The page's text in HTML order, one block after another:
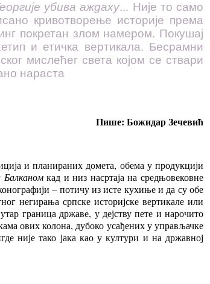
убива аждаху... Није то само
кривотворење историје према
покретан злом намером. Покушај
и етичка вертикала. Бесрамни
мислећег света којом се ствари
нараста
Пише: Божидар Зечевић
и планираних домета, обема у продукцији
Балканомкад и низ насртаја на средњовековне
– потичу из исте кухиње и да су обе
негирања српске историјске вертикале или
граница државе, у дејству пете и нарочито
ових колона, дубоко усађених у управљачке
није тако јака као у култури и на државној